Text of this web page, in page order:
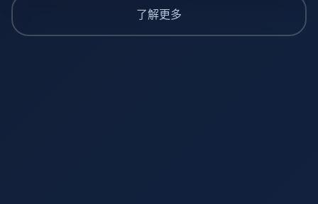
了解更多